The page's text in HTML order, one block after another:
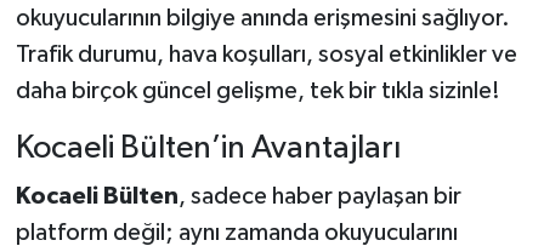
okuyucularının bilgiye anında erişmesini sağlıyor.
Trafik durumu, hava koşulları, sosyal etkinlikler ve
daha birçok güncel gelişme, tek bir tıkla sizinle!
Kocaeli Bülten’in Avantajları
Kocaeli Bülten, sadece haber paylaşan bir
platform değil; aynı zamanda okuyucularını